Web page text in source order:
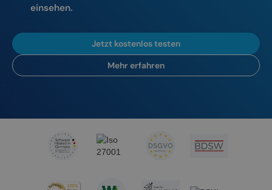
einsehen.
Jetzt kostenlos testen
Mehr erfahren